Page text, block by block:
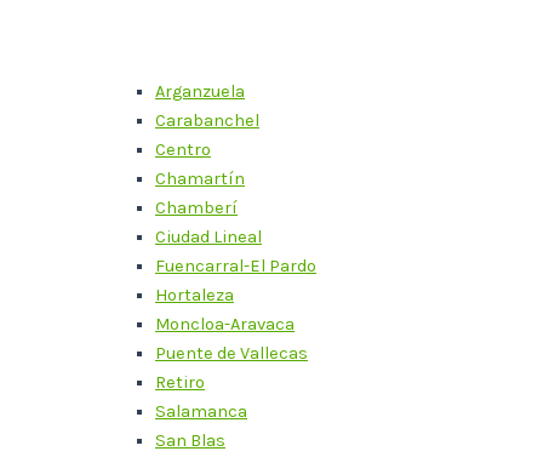
Arganzuela
Carabanchel
Centro
Chamartín
Chamberí
Ciudad Lineal
Fuencarral-El Pardo
Hortaleza
Moncloa-Aravaca
Puente de Vallecas
Retiro
Salamanca
San Blas